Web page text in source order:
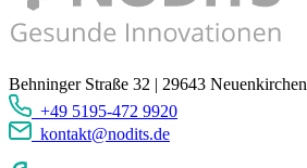
Behninger Straße 32 | 29643 Neuenkirchen
+49 5195-472 9920
kontakt@nodits.de